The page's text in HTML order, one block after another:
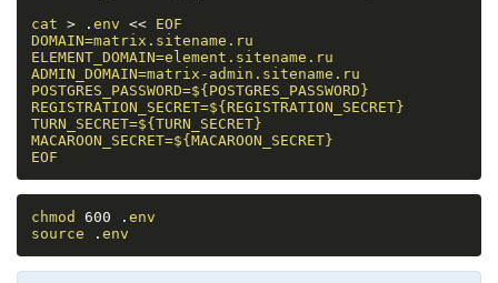
cat > . env << EOF
DOMAIN=matrix.sitename.ru
ELEMENT_DOMAIN=element.sitename.ru
ADMIN_DOMAIN=matrix-admin.sitename.ru
POSTGRES_PASSWORD=${POSTGRES_PASSWORD}
REGISTRATION_SECRET=${REGISTRATION_SECRET}
TURN_SECRET=${TURN_SECRET}
MACAROON_SECRET=${MACAROON_SECRET}
EOF
chmod 600 . env
source . env